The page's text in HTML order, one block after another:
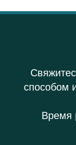
способом
Время